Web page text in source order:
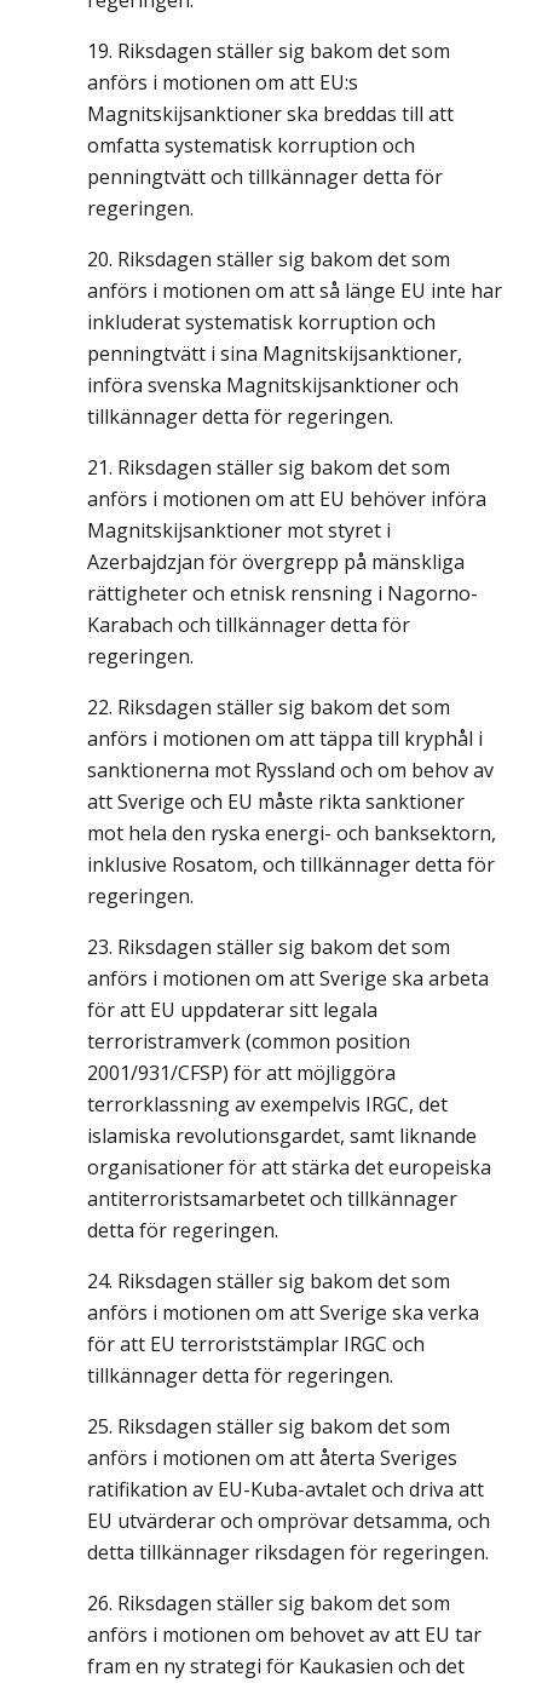
Riksdagen ställer sig bakom det som
anförs i motionen om att EU:s
Magnitskijsanktioner ska breddas till att
omfatta systematisk korruption och
penningtvätt och tillkännager detta för
regeringen.
Riksdagen ställer sig bakom det som
anförs i motionen om att så länge EU inte har
inkluderat systematisk korruption och
penningtvätt i sina Magnitskijsanktioner,
införa svenska Magnitskijsanktioner och
tillkännager detta för regeringen.
Riksdagen ställer sig bakom det som
anförs i motionen om att EU behöver införa
Magnitskijsanktioner mot styret i
Azerbajdzjan för övergrepp på mänskliga
rättigheter och etnisk rensning i Nagorno-
Karabach och tillkännager detta för
regeringen.
Riksdagen ställer sig bakom det som
anförs i motionen om att täppa till kryphål i
sanktionerna mot Ryssland och om behov av
att Sverige och EU måste rikta sanktioner
mot hela den ryska energi- och banksektorn,
inklusive Rosatom, och tillkännager detta för
regeringen.
Riksdagen ställer sig bakom det som
anförs i motionen om att Sverige ska arbeta
för att EU uppdaterar sitt legala
terroristramverk (common position
2001/931/CFSP) för att möjliggöra
terrorklassning av exempelvis IRGC, det
islamiska revolutionsgardet, samt liknande
organisationer för att stärka det europeiska
antiterroristsamarbetet och tillkännager
detta för regeringen.
Riksdagen ställer sig bakom det som
anförs i motionen om att Sverige ska verka
för att EU terroriststämplar IRGC och
tillkännager detta för regeringen.
Riksdagen ställer sig bakom det som
anförs i motionen om att återta Sveriges
ratifikation av EU-Kuba-avtalet och driva att
EU utvärderar och omprövar detsamma, och
detta tillkännager riksdagen för regeringen.
Riksdagen ställer sig bakom det som
anförs i motionen om behovet av att EU tar
fram en ny strategi för Kaukasien och det